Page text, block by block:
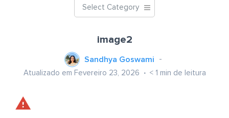
Select Category
image2
Sandhya Goswami
Atualizado em Fevereiro 23, 2026 < 1 min de leitura